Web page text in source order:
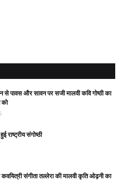
पावस और सावन पर सजी मालवी कवि गोष्ठी का
राष्ट्रीय संगोष्ठी
संगीता तल्लेरा की मालवी कृति ओढ़नी का